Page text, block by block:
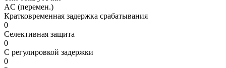
AC (перемен.)
Кратковременная задержка срабатывания
0
Селективная защита
0
С регулировкой задержки
0